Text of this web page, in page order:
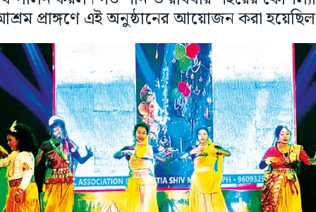
প্রাঙ্গণে এই অনুষ্ঠানের আয়োজন করা